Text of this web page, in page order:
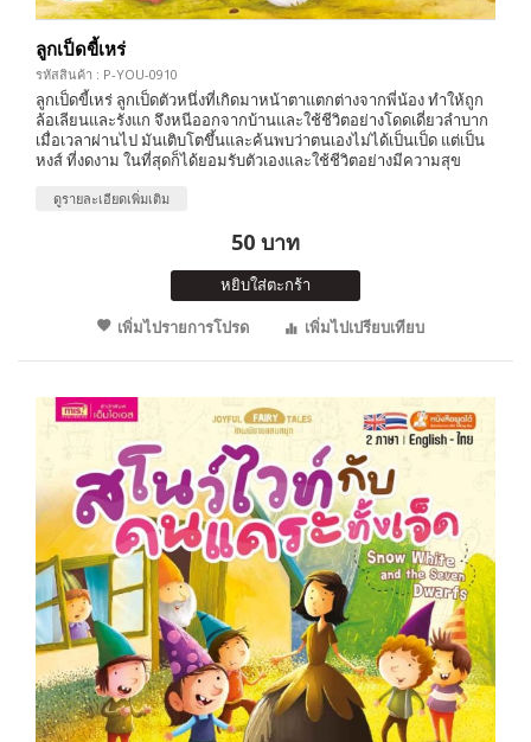
ลูกเป็ดขี้เหร่
รหัสสินค้า : P-YOU-0910
ลูกเป็ดขี้เหร่ ลูกเป็ดตัวหนึ่งที่เกิดมาหน้าตาแตกต่างจากพี่น้อง ทำให้ถูก
ล้อเลียนและรังแก จึงหนีออกจากบ้านและใช้ชีวิตอย่างโดดเดี่ยวลำบาก
เมื่อเวลาผ่านไป มันเติบโตขึ้นและค้นพบว่าตนเองไม่ได้เป็นเป็ด แต่เป็น
หงส์ ที่งดงาม ในที่สุดก็ได้ยอมรับตัวเองและใช้ชีวิตอย่างมีความสุข
ดูรายละเอียดเพิ่มเติม
50 บาท
หยิบใส่ตะกร้า
เพิ่มไปรายการโปรด
เพิ่มไปเปรียบเทียบ